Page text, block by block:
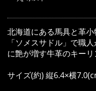
北海道にある馬具と革
「ソメスサドル」で職
に艶が増す牛革のキー
サイズ(約) 縦6.4×横